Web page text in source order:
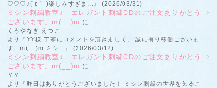
♡♡♡♪(´ε｀ )楽しみすぎま...』 (2026/03/31)
ミシン刺繍教室♪ エレガント刺繍CDのご注文ありがとう
ございます。m(__)m に
くろやなぎ えつこ
より『YY様 丁寧にコメントを頂きまして、 誠に有り稼働ございま
す。m(__)m ミシ...』 (2026/03/12)
ミシン刺繍教室♪ エレガント刺繍CDのご注文ありがとう
ございます。m(__)m に
ＹＹ
より『昨日はありがとうございました！ ミシン刺繍の世界を知るこ